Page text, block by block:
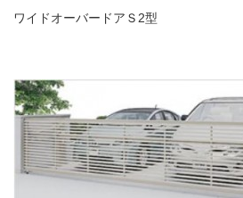
ワイドオーバードアＳ2型